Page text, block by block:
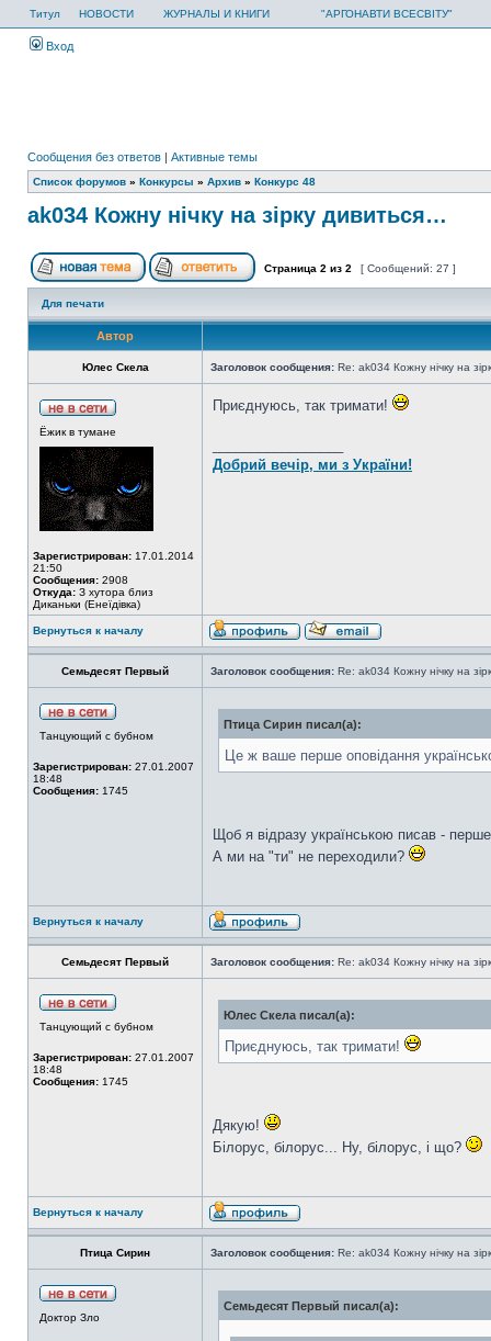
Титул НОВОСТИ ЖУРНАЛЫ И КНИГИ "АРГОНАВТИ ВСЕСВІТУ"
Вход
Сообщения без ответов | Активные темы
Список форумов » Конкурсы » Архив » Конкурс 48
ak034 Кожну нічку на зірку дивиться…
Страница 2 из 2 [ Сообщений: 27 ]
Для печати
Автор
Юлес Скела Заголовок сообщения: Re: ak034 Кожну нічку на
Ёжик в тумане
Зарегистрирован: 17.01.2014
21:50
Сообщения: 2908
Откуда: З хутора близ
Диканьки (Енеїдівка)
Приєднуюсь, так тримати!
Добрий вечір, ми з України!
Вернуться к началу
Семьдесят Первый Заголовок сообщения: Re: ak034 Кожну нічку на
Танцующий с бубном
Зарегистрирован: 27.01.2007
18:48
Сообщения: 1745
Птица Сирин писал(а):
Це ж ваше перше оповідання
Щоб я відразу українською писав -
А ми на "ти" не переходили?
Вернуться к началу
Семьдесят Первый Заголовок сообщения: Re: ak034 Кожну нічку на
Танцующий с бубном
Зарегистрирован: 27.01.2007
18:48
Сообщения: 1745
Юлес Скела писал(а):
Приєднуюсь, так тримати!
Дякую!
Білорус, білорус... Ну, білорус, і що?
Вернуться к началу
Птица Сирин Заголовок сообщения: Re: ak034 Кожну нічку на
Доктор Зло
Семьдесят Первый писал(а):